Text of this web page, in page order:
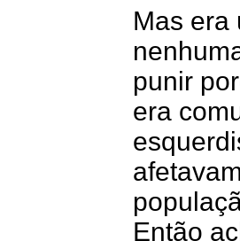
Mas era
punir
era
Então